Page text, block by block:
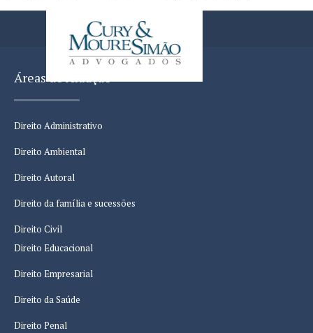
Áreas de Atuação
Direito Administrativo
Direito Ambiental
Direito Autoral
Direito da família e sucessões
Direito Civil
Direito Educacional
Direito Empresarial
Direito da Saúde
Direito Penal